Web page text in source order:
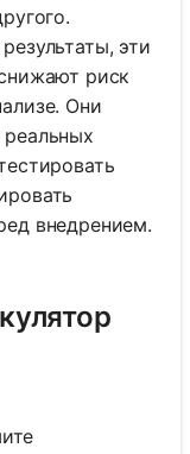
эти
риск
Они
внедрением.